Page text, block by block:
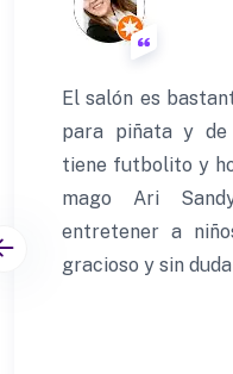
El salón es
para piñata y de
tiene futbolito y
mago Ari
entretener a
gracioso y sin